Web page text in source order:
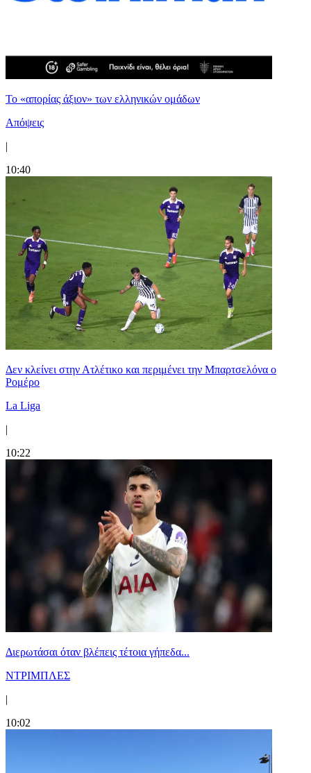
Το «απορίας άξιον» των ελληνικών ομάδων
Απόψεις
|
10:40
Δεν κλείνει στην Ατλέτικο και περιμένει την Μπαρτσελόνα ο
Ρομέρο
La Liga
|
10:22
Διερωτάσαι όταν βλέπεις τέτοια γήπεδα...
ΝΤΡΙΜΠΛΕΣ
|
10:02